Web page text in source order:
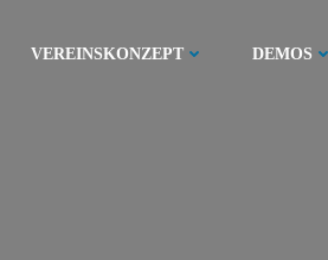
VEREINSKONZEPT DEMOS